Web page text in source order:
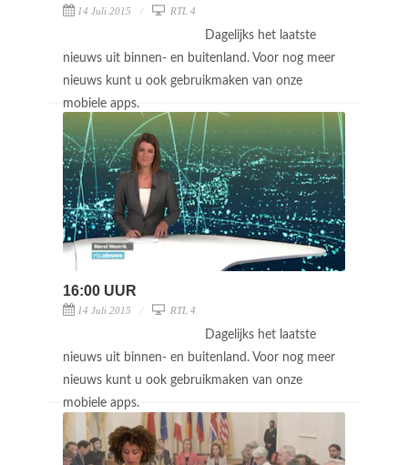
14 Juli 2015 RTL 4
Dagelijks het laatste
nieuws uit binnen- en buitenland. Voor nog meer
nieuws kunt u ook gebruikmaken van onze
mobiele apps.
16:00 UUR
14 Juli 2015 RTL 4
Dagelijks het laatste
nieuws uit binnen- en buitenland. Voor nog meer
nieuws kunt u ook gebruikmaken van onze
mobiele apps.